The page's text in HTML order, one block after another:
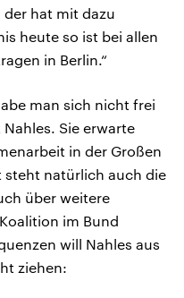
hat mit dazu
heute so ist bei allen
in Berlin.“
man sich nicht frei
Nahles. Sie erwarte
in der Großen
steht natürlich auch die
über weitere
im Bund
will Nahles aus
ziehen: